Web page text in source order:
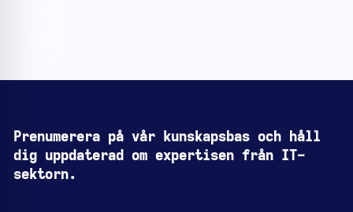
Prenumerera på vår kunskapsbas och håll
dig uppdaterad om expertisen från IT-
sektorn.